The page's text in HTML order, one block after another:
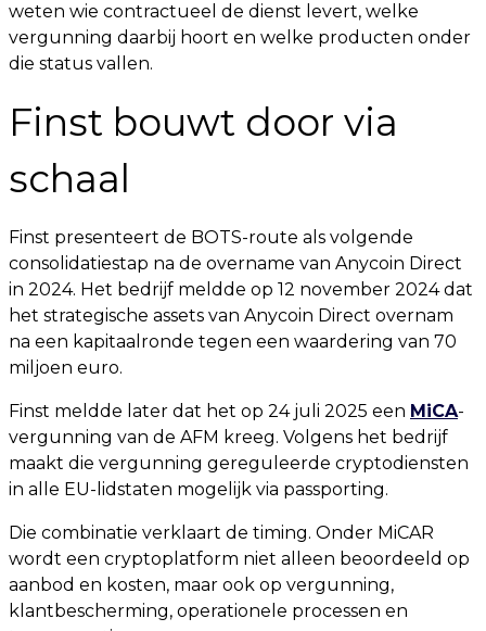
weten wie contractueel de dienst levert, welke
vergunning daarbij hoort en welke producten onder
die status vallen.
Finst bouwt door via
schaal
Finst presenteert de BOTS-route als volgende
consolidatiestap na de overname van Anycoin Direct
in 2024. Het bedrijf meldde op 12 november 2024 dat
het strategische assets van Anycoin Direct overnam
na een kapitaalronde tegen een waardering van 70
miljoen euro.
Finst meldde later dat het op 24 juli 2025 een MiCA-
vergunning van de AFM kreeg. Volgens het bedrijf
maakt die vergunning gereguleerde cryptodiensten
in alle EU-lidstaten mogelijk via passporting.
Die combinatie verklaart de timing. Onder MiCAR
wordt een cryptoplatform niet alleen beoordeeld op
aanbod en kosten, maar ook op vergunning,
klantbescherming, operationele processen en